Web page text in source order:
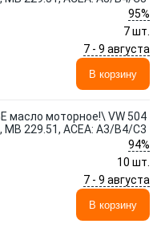
95%
7 шт.
7 - 9 августа
В корзину
масло моторное!\ VW 504
229.51, ACEA: A3/B4/C3
94%
10 шт.
7 - 9 августа
В корзину